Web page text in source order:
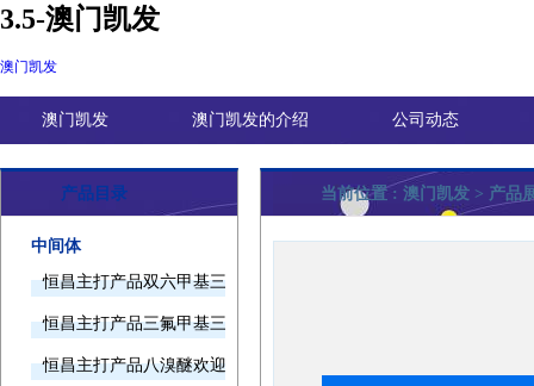
3.5-澳门凯发
澳门凯发
澳门凯发 澳门凯发的介绍 公司动态
产品目录
中间体
恒昌主打产品双六甲基三胺欢迎询价
恒昌主打产品三氟甲基三甲基硅烷欢迎询价
恒昌主打产品八溴醚欢迎询价
当前位置 : 澳门凯发 > 产品